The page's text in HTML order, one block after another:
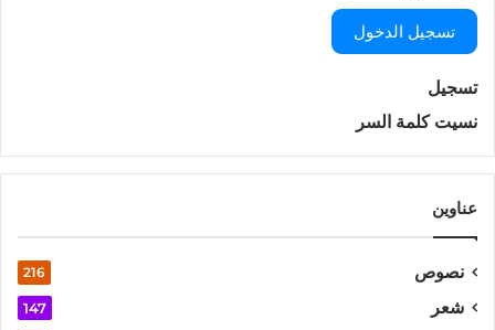
تسجيل الدخول
تسجيل
نسيت كلمة السر
عناوين
نصوص 216
شعر 147